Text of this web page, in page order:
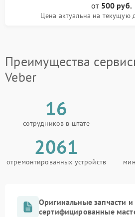
от 500 руб.
Цена актуальна на текущую
Преимущества
Veber
16
сотрудников в штате
2061
отремонтированных устройств
Оригинальные запчасти и
сертифицированные